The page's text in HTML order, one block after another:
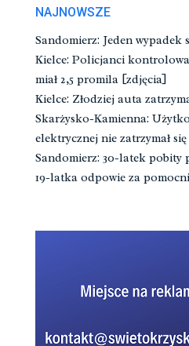
NAJNOWSZE
Sandomierz: Jeden wypadek
Kielce: Policjanci
miał 2,5 promila [zdjęcia]
Kielce: Złodziej auta
Skarżysko-Kamienna:
elektrycznej nie zatrzymał
Sandomierz: 30-latek pobity
19-latka odpowie za